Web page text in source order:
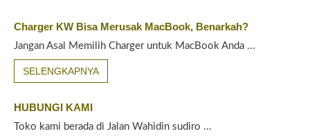
Charger KW Bisa Merusak MacBook, Benarkah?
Jangan Asal Memilih Charger untuk MacBook Anda ...
SELENGKAPNYA
HUBUNGI KAMI
Toko kami berada di Jalan Wahidin sudiro ...